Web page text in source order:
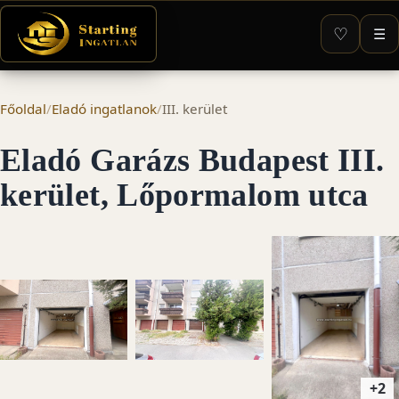
♡ ☰
Főoldal/Eladó ingatlanok/III. kerület
Eladó Garázs Budapest III.
kerület, Lőpormalom utca
+2